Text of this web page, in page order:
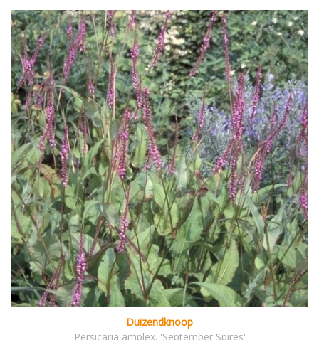
Duizendknoop
Persicaria amplex. 'September Spires'